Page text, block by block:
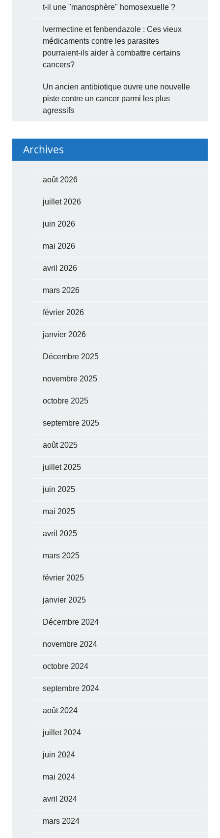
t-il une "manosphère" homosexuelle ?
Ivermectine et fenbendazole : Ces vieux
médicaments contre les parasites
pourraient-ils aider à combattre certains
cancers?
Un ancien antibiotique ouvre une nouvelle
piste contre un cancer parmi les plus
agressifs
Archives
août 2026
juillet 2026
juin 2026
mai 2026
avril 2026
mars 2026
février 2026
janvier 2026
Décembre 2025
novembre 2025
octobre 2025
septembre 2025
août 2025
juillet 2025
juin 2025
mai 2025
avril 2025
mars 2025
février 2025
janvier 2025
Décembre 2024
novembre 2024
octobre 2024
septembre 2024
août 2024
juillet 2024
juin 2024
mai 2024
avril 2024
mars 2024